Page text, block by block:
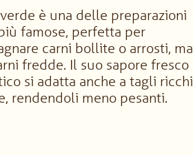
verde è una delle preparazioni
famose, perfetta per
carni bollite o arrosti, ma
fredde. Il suo sapore fresco
si adatta anche a tagli ricchi
rendendoli meno pesanti.